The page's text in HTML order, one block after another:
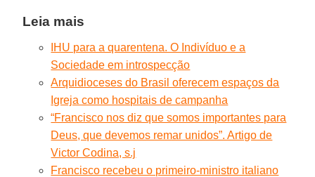
Leia mais
IHU para a quarentena. O Indivíduo e a
Sociedade em introspecção
Arquidioceses do Brasil oferecem espaços da
Igreja como hospitais de campanha
“Francisco nos diz que somos importantes para
Deus, que devemos remar unidos”. Artigo de
Victor Codina, s.j
Francisco recebeu o primeiro-ministro italiano